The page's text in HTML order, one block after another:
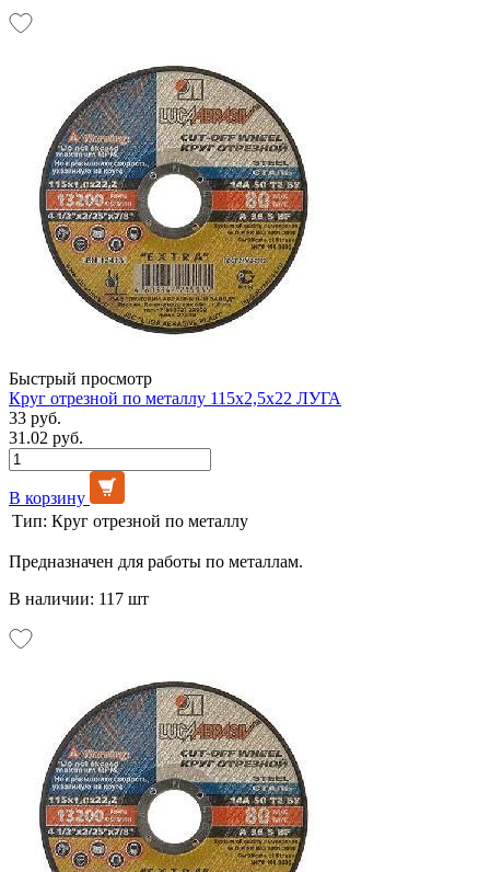
Быстрый просмотр
Круг отрезной по металлу 115х2,5х22 ЛУГА
33 руб.
31.02 руб.
В корзину
Тип: Круг отрезной по металлу
Предназначен для работы по металлам.
В наличии: 117 шт